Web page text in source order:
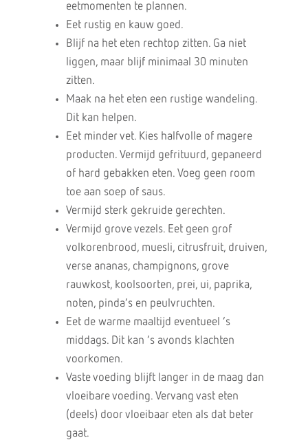
eetmomenten te plannen.
Eet rustig en kauw goed.
Blijf na het eten rechtop zitten. Ga niet
liggen, maar blijf minimaal 30 minuten
zitten.
Maak na het eten een rustige wandeling.
Dit kan helpen.
Eet minder vet. Kies halfvolle of magere
producten. Vermijd gefrituurd, gepaneerd
of hard gebakken eten. Voeg geen room
toe aan soep of saus.
Vermijd sterk gekruide gerechten.
Vermijd grove vezels. Eet geen grof
volkorenbrood, muesli, citrusfruit, druiven,
verse ananas, champignons, grove
rauwkost, koolsoorten, prei, ui, paprika,
noten, pinda’s en peulvruchten.
Eet de warme maaltijd eventueel ’s
middags. Dit kan ’s avonds klachten
voorkomen.
Vaste voeding blijft langer in de maag dan
vloeibare voeding. Vervang vast eten
(deels) door vloeibaar eten als dat beter
gaat.